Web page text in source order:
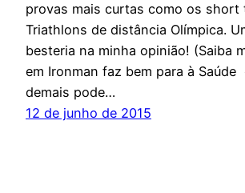
provas mais curtas como os short
Triathlons de distância Olímpica.
besteria na minha opinião! (Saiba
em Ironman faz bem para à Saúde
demais pode…
12 de junho de 2015